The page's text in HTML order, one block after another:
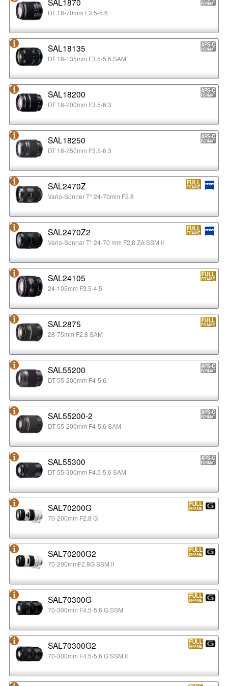
DT 18-70mm F3.5-5.6
SAL18135
DT 18-135mm F3.5-5.6 SAM
SAL18200
DT 18-200mm F3.5-6.3
SAL18250
DT 18-250mm F3.5-6.3
SAL2470Z
Vario-Sonner T* 24-70mm F2.8
SAL2470Z2
Vario-Sonnar T* 24-70 mm F2.8 ZA SSM II
SAL24105
24-105mm F3.5-4.5
SAL2875
28-75mm F2.8 SAM
SAL55200
DT 55-200mm F4-5.6
SAL55200-2
DT 55-200mm F4-5.6 SAM
SAL55300
DT 55-300mm F4.5-5.6 SAM
SAL70200G
70-200mm F2.8 G
SAL70200G2
70-200mmF2.8G SSM II
SAL70300G
70-300mm F4.5-5.6 G SSM
SAL70300G2
70-300mm F4.5-5.6 G SSM II